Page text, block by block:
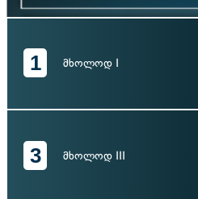
1 მხოლოდ I
3 მხოლოდ III